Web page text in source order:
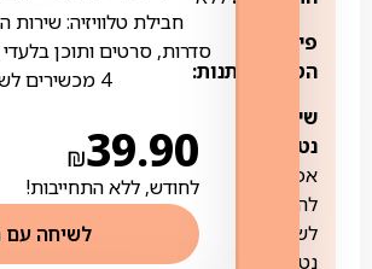
פירוט
הטבות/מתנות:
שירות
נטפליקס
אפשרות
להצטרף
לשירות
נטפליקס
חבילת טלוויזיה: שירות
סדרות, סרטים ותוכן
4 מכשירים לשימוש בו-זמני.
₪39.90
לחודש, ללא התחייבות!
לשיחה עם